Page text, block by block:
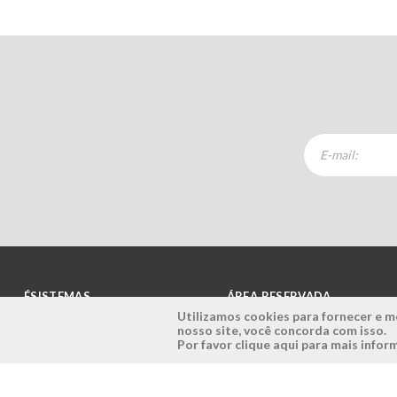
ÉSISTEMAS ÁREA RESERVADA
Login
Utilizamos cookies para fornecer e
nosso site, você concorda com isso.
Por favor clique aqui para mais